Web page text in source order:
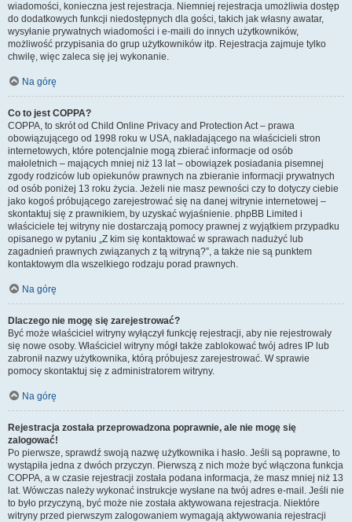
wiadomości, konieczna jest rejestracja. Niemniej rejestracja umożliwia dostęp
do dodatkowych funkcji niedostępnych dla gości, takich jak własny awatar,
wysyłanie prywatnych wiadomości i e-maili do innych użytkowników,
możliwość przypisania do grup użytkowników itp. Rejestracja zajmuje tylko
chwilę, więc zaleca się jej wykonanie.
Na górę
Co to jest COPPA?
COPPA, to skrót od Child Online Privacy and Protection Act – prawa
obowiązującego od 1998 roku w USA, nakładającego na właścicieli stron
internetowych, które potencjalnie mogą zbierać informacje od osób
małoletnich – mających mniej niż 13 lat – obowiązek posiadania pisemnej
zgody rodziców lub opiekunów prawnych na zbieranie informacji prywatnych
od osób poniżej 13 roku życia. Jeżeli nie masz pewności czy to dotyczy ciebie
jako kogoś próbującego zarejestrować się na danej witrynie internetowej –
skontaktuj się z prawnikiem, by uzyskać wyjaśnienie. phpBB Limited i
właściciele tej witryny nie dostarczają pomocy prawnej z wyjątkiem przypadku
opisanego w pytaniu „Z kim się kontaktować w sprawach nadużyć lub
zagadnień prawnych związanych z tą witryną?”, a także nie są punktem
kontaktowym dla wszelkiego rodzaju porad prawnych.
Na górę
Dlaczego nie mogę się zarejestrować?
Być może właściciel witryny wyłączył funkcję rejestracji, aby nie rejestrowały
się nowe osoby. Właściciel witryny mógł także zablokować twój adres IP lub
zabronił nazwy użytkownika, którą próbujesz zarejestrować. W sprawie
pomocy skontaktuj się z administratorem witryny.
Na górę
Rejestracja została przeprowadzona poprawnie, ale nie mogę się
zalogować!
Po pierwsze, sprawdź swoją nazwę użytkownika i hasło. Jeśli są poprawne, to
wystąpiła jedna z dwóch przyczyn. Pierwszą z nich może być włączona funkcja
COPPA, a w czasie rejestracji została podana informacja, że masz mniej niż 13
lat. Wówczas należy wykonać instrukcje wysłane na twój adres e-mail. Jeśli nie
to było przyczyną, być może nie została aktywowana rejestracja. Niektóre
witryny przed pierwszym zalogowaniem wymagają aktywowania rejestracji